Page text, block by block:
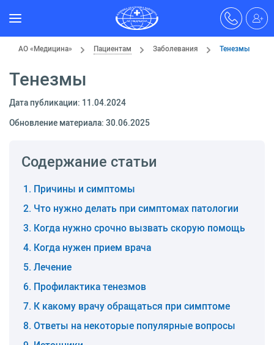
АО «Медицина» Пациентам Заболевания Тенезмы
Тенезмы
Дата публикации: 11.04.2024
Обновление материала: 30.06.2025
Содержание статьи
Причины и симптомы
Что нужно делать при симптомах патологии
Когда нужно срочно вызвать скорую помощь
Когда нужен прием врача
Лечение
Профилактика тенезмов
К какому врачу обращаться при симптоме
Ответы на некоторые популярные вопросы